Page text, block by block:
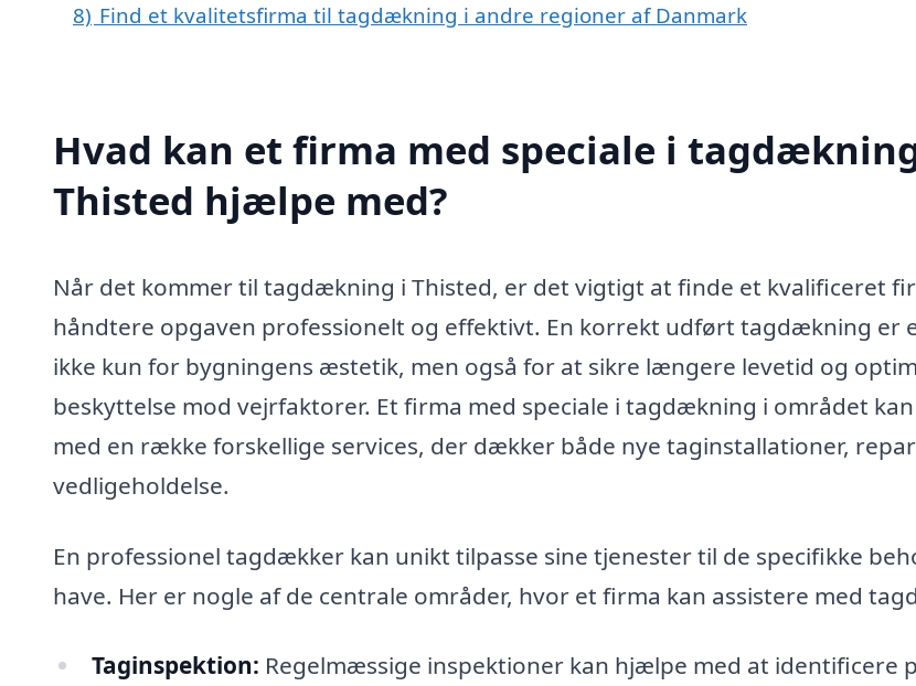
8) Find et kvalitetsfirma til tagdækning i andre regioner af Danmark
Hvad kan et firma med speciale i
Thisted hjælpe med?
Når det kommer til tagdækning i Thisted, er det vigtigt at finde et kvalificeret
håndtere opgaven professionelt og effektivt. En korrekt udført tagdækning er
ikke kun for bygningens æstetik, men også for at sikre længere levetid og
beskyttelse mod vejrfaktorer. Et firma med speciale i tagdækning i området
med en række forskellige services, der dækker både nye taginstallationer,
vedligeholdelse.
En professionel tagdækker kan unikt tilpasse sine tjenester til de specifikke
have. Her er nogle af de centrale områder, hvor et firma kan assistere med
Taginspektion: Regelmæssige inspektioner kan hjælpe med at identificere